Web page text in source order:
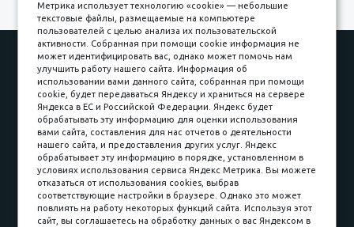
Наши работы
Оплата
Доставка и сборка
Гарантии
Карьера в компании
Контакты
Принимаем к оплате
Наличные
Метрика использует технологию «cookie» — небольшие
текстовые файлы, размещаемые на компьютере
пользователей с целью анализа их пользовательской
активности. Собранная при помощи cookie информация не
может идентифицировать вас, однако может помочь нам
улучшить работу нашего сайта. Информация об
использовании вами данного сайта, собранная при помощи
cookie, будет передаваться Яндексу и храниться на сервере
Яндекса в ЕС и Российской Федерации. Яндекс будет
обрабатывать эту информацию для оценки использования
вами сайта, составления для нас отчетов о деятельности
нашего сайта, и предоставления других услуг. Яндекс
обрабатывает эту информацию в порядке, установленном в
условиях использования сервиса Яндекс Метрика. Вы можете
отказаться от использования cookies, выбрав
соответствующие настройки в браузере. Однако это может
повлиять на работу некоторых функций сайта. Используя этот
сайт, вы соглашаетесь на обработку данных о вас Яндексом в